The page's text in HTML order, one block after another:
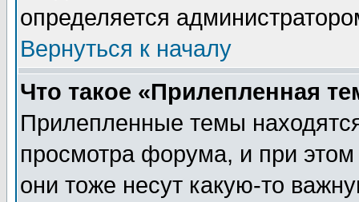
определяется
Вернуться к началу
Что такое «Прилепленная
Прилепленные темы
просмотра форума, и при
они тоже несут какую-то